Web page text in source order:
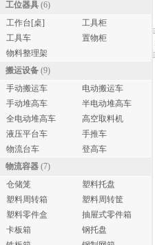
工位器具 (6)
工作台[桌]
工具柜
工具车
置物柜
物料整理架
搬运设备 (9)
手动搬运车
电动搬运车
手动堆高车
半电动堆高车
全电动堆高车
高空取料机
液压平台车
手推车
物流台车
登高车
物流容器 (7)
仓储笼
塑料托盘
塑料周转箱
塑料周转筐
塑料零件盒
抽屉式零件箱
卡板箱
钢托盘